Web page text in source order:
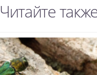
Читайте